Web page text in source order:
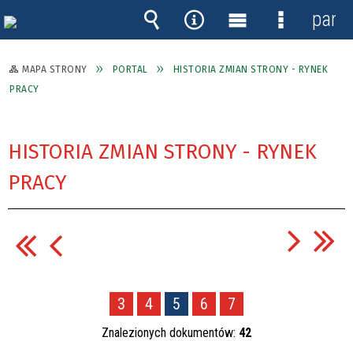
MAPA STRONY PORTAL
HISTORIA ZMIAN STRONY - RYNEK
PRACY
HISTORIA ZMIAN STRONY - RYNEK
PRACY
3 4 5 6 7
Znalezionych dokumentów: 42
Wyszukiwarka
Narzędzia
Menu
główne
Menu
panel